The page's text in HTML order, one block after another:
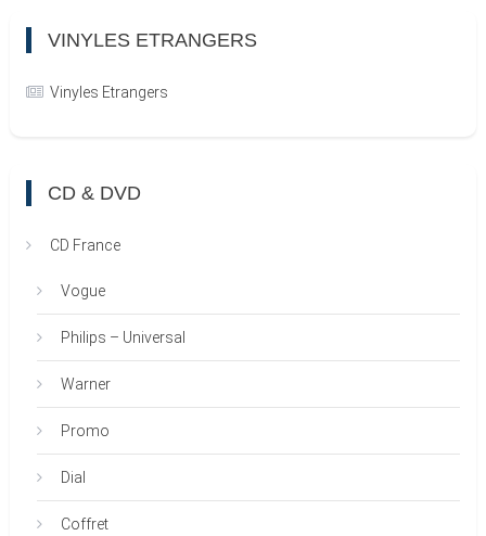
VINYLES ETRANGERS
Vinyles Etrangers
CD & DVD
CD France
Vogue
Philips – Universal
Warner
Promo
Dial
Coffret